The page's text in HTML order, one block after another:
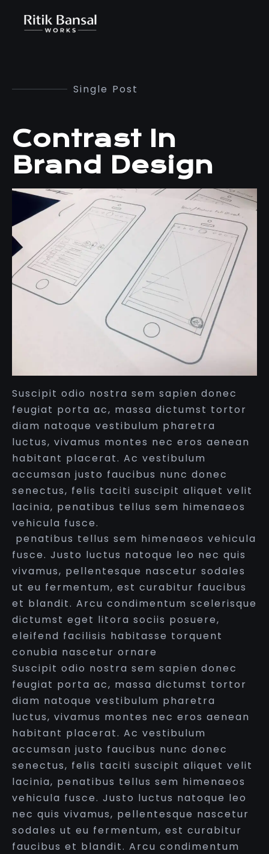
Single Post
Contrast In
Brand Design
Suscipit odio nostra sem sapien donec
feugiat porta ac, massa dictumst tortor
diam natoque vestibulum pharetra
luctus, vivamus montes nec eros aenean
habitant placerat. Ac vestibulum
accumsan justo faucibus nunc donec
senectus, felis taciti suscipit aliquet velit
lacinia, penatibus tellus sem himenaeos
vehicula fusce.
penatibus tellus sem himenaeos vehicula
fusce. Justo luctus natoque leo nec quis
vivamus, pellentesque nascetur sodales
ut eu fermentum, est curabitur faucibus
et blandit. Arcu condimentum scelerisque
dictumst eget litora sociis posuere,
eleifend facilisis habitasse torquent
conubia nascetur ornare
Suscipit odio nostra sem sapien donec
feugiat porta ac, massa dictumst tortor
diam natoque vestibulum pharetra
luctus, vivamus montes nec eros aenean
habitant placerat. Ac vestibulum
accumsan justo faucibus nunc donec
senectus, felis taciti suscipit aliquet velit
lacinia, penatibus tellus sem himenaeos
vehicula fusce. Justo luctus natoque leo
nec quis vivamus, pellentesque nascetur
sodales ut eu fermentum, est curabitur
faucibus et blandit. Arcu condimentum